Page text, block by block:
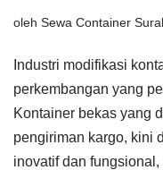
oleh Sewa Container
Industri modifikasi
perkembangan yang
Kontainer bekas yang
pengiriman kargo, kini
inovatif dan